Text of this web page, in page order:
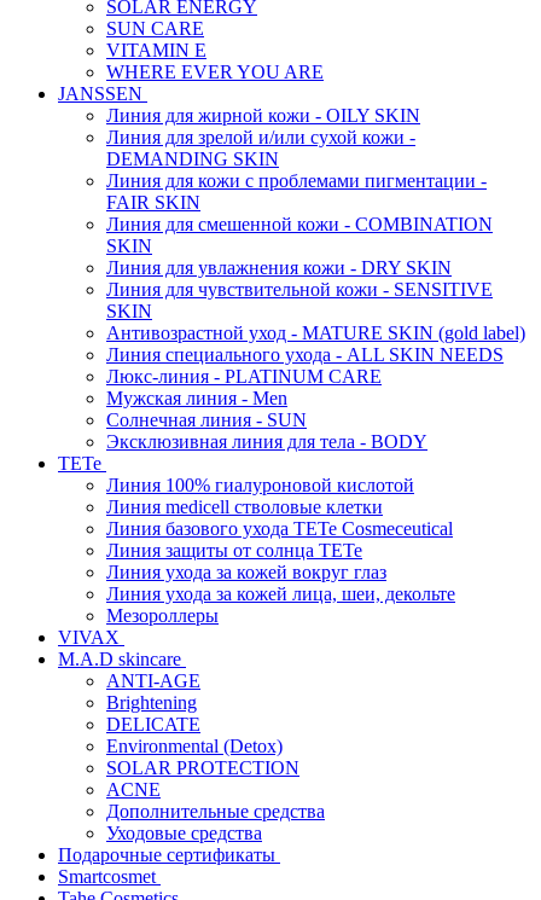
SOLAR ENERGY
SUN CARE
VITAMIN E
WHERE EVER YOU ARE
JANSSEN
Линия для жирной кожи - OILY SKIN
Линия для зрелой и/или сухой кожи -
DEMANDING SKIN
Линия для кожи с проблемами пигментации -
FAIR SKIN
Линия для смешенной кожи - COMBINATION
SKIN
Линия для увлажнения кожи - DRY SKIN
Линия для чувствительной кожи - SENSITIVE
SKIN
Антивозрастной уход - MATURE SKIN (gold label)
Линия специального ухода - ALL SKIN NEEDS
Люкс-линия - PLATINUM CARE
Мужская линия - Men
Солнечная линия - SUN
Эксклюзивная линия для тела - BODY
TETe
Линия 100% гиалуроновой кислотой
Линия medicell стволовые клетки
Линия базового ухода TETe Cosmeceutical
Линия защиты от солнца TETe
Линия ухода за кожей вокруг глаз
Линия ухода за кожей лица, шеи, декольте
Мезороллеры
VIVAX
M.A.D skincare
ANTI-AGE
Brightening
DELICATE
Environmental (Detox)
SOLAR PROTECTION
АCNE
Дополнительные средства
Уходовые средства
Подарочные сертификаты
Smartcosmet